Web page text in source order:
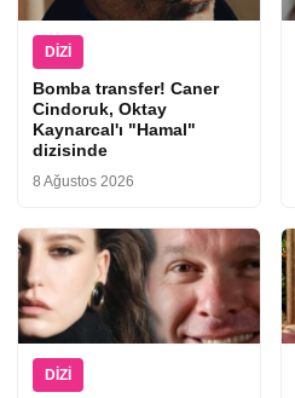
DIZI
Bomba transfer! Caner
Cindoruk, Oktay
Kaynarcal'ı "Hamal"
dizisinde
8 Ağustos 2026
DIZI